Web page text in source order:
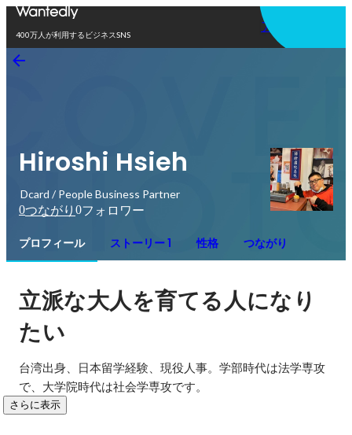
400万人が利用するビジネスSNS
アプリを使う
Hiroshi Hsieh
Dcard / People Business Partner
0つながり 0フォロワー
プロフィール ストーリー 1 性格 つながり
立派な大人を育てる人になり
たい
台湾出身、日本留学経験、現役人事。学部時代は法学専攻
で、大学院時代は社会学専攻です。
さらに表示